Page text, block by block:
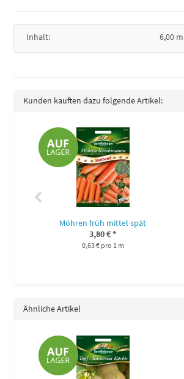
Inhalt: 6,00 m
Kunden kauften dazu folgende Artikel:
Möhren früh mittel spät
3,80 €*
0,63 € pro 1 m
Ähnliche Artikel